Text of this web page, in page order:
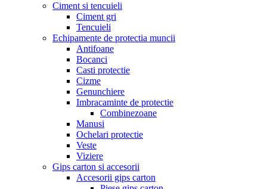
Ciment si tencuieli
Ciment gri
Tencuieli
Echipamente de protectia muncii
Antifoane
Bocanci
Casti protectie
Cizme
Genunchiere
Imbracaminte de protectie
Combinezoane
Manusi
Ochelari protectie
Veste
Viziere
Gips carton si accesorii
Accesorii gips carton